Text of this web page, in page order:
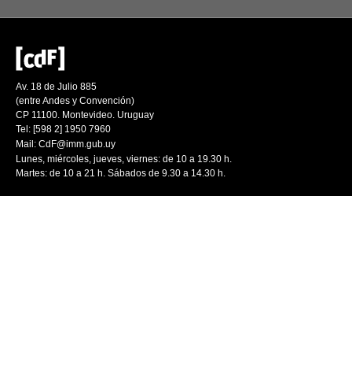
Av. 18 de Julio 885
(entre Andes y Convención)
CP 11100. Montevideo. Uruguay
Tel: [598 2] 1950 7960
Mail: CdF@imm.gub.uy
Lunes, miércoles, jueves, viernes: de 10 a 19.30 h.
Martes: de 10 a 21 h. Sábados de 9.30 a 14.30 h.